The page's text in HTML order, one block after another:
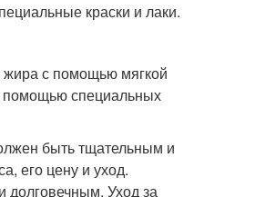
краски и лаки.
с помощью мягкой
помощью специальных
быть тщательным и
его цену и уход.
долговечным. Уход за